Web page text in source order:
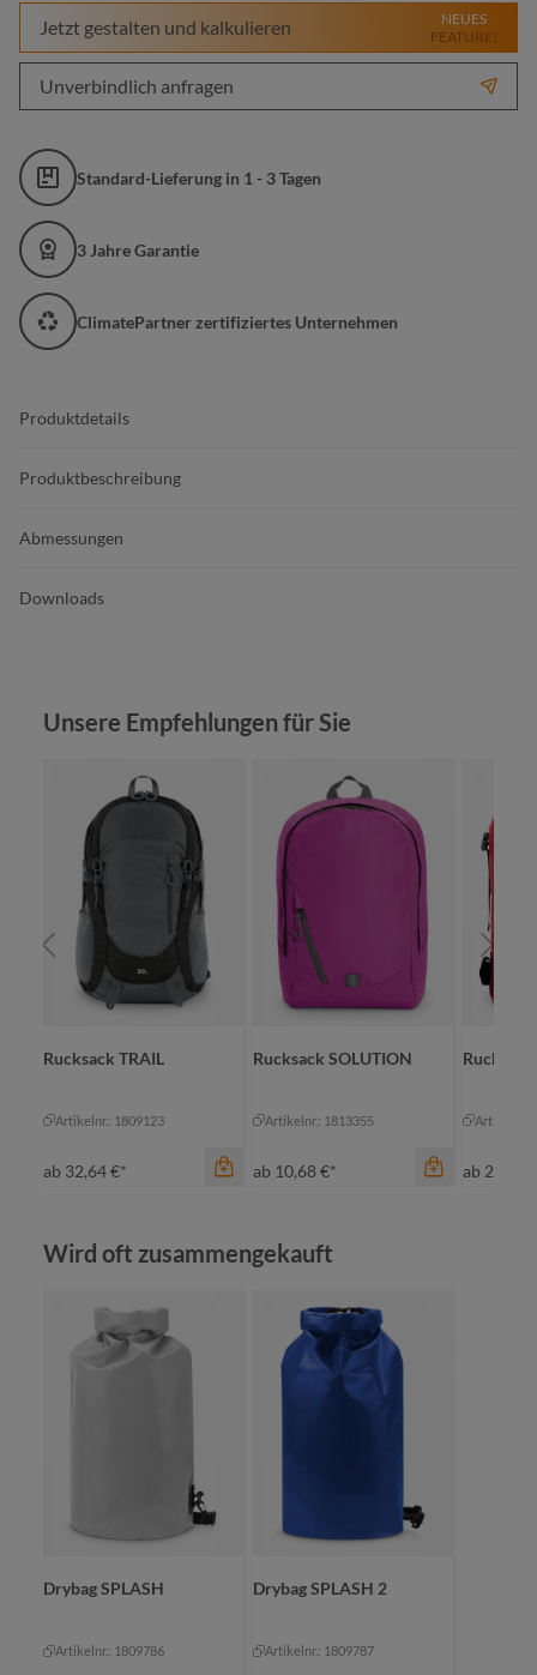
Jetzt gestalten und kalkulieren
NEUES
FEATURE!
Unverbindlich anfragen
Standard-Lieferung in 1 - 3 Tagen
3 Jahre Garantie
ClimatePartner zertifiziertes Unternehmen
Produktdetails
Produktbeschreibung
Abmessungen
Downloads
Produktgalerie überspringen
Unsere Empfehlungen für Sie
Rucksack TRAIL
Artikelnr.: 1809123
ab 32,64 €*
cyan
+2
Rucksack SOLUTION
Artikelnr.: 1813355
ab 10,68 €*
fuchsia
+2
Artikelnr.:
ab 23,97
Produktgalerie überspringen
Wird oft zusammengekauft
Drybag SPLASH
Artikelnr.: 1809786
Drybag SPLASH 2
Artikelnr.: 1809787